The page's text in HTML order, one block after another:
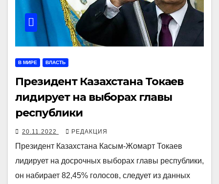
В МИРЕ ВЛАСТЬ
Президент Казахстана Токаев
лидирует на выборах главы
республики
20.11.2022 РЕДАКЦИЯ
Президент Казахстана Касым-Жомарт Токаев
лидирует на досрочных выборах главы республики,
он набирает 82,45% голосов, следует из данных